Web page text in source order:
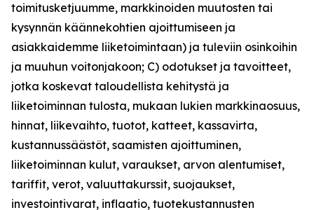
toimitusketjuumme, markkinoiden muutosten tai
kysynnän käännekohtien ajoittumiseen ja
asiakkaidemme liiketoimintaan) ja tuleviin osinkoihin
ja muuhun voitonjakoon; C) odotukset ja tavoitteet,
jotka koskevat taloudellista kehitystä ja
liiketoiminnan tulosta, mukaan lukien markkinaosuus,
hinnat, liikevaihto, tuotot, katteet, kassavirta,
kustannussäästöt, saamisten ajoittuminen,
liiketoiminnan kulut, varaukset, arvon alentumiset,
tariffit, verot, valuuttakurssit, suojaukset,
investointivarat, inflaatio, tuotekustannusten